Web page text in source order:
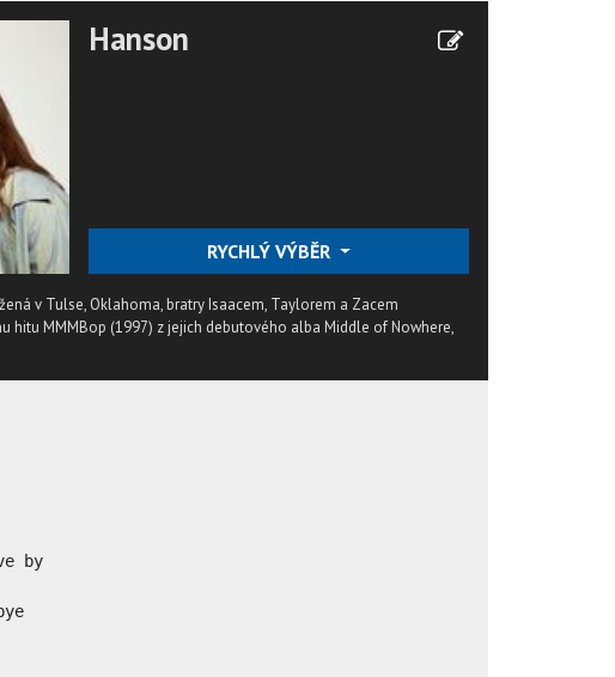
Hanson
RYCHLÝ VÝBĚR
v Tulse, Oklahoma, bratry Isaacem, Taylorem a Zacem
hitu MMMBop (1997) z jejich debutového alba Middle of Nowhere,
by